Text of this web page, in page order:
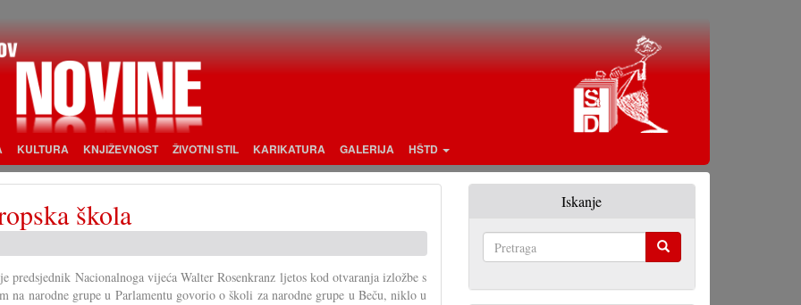
KULTURA KNJIŽEVNOST ŽIVOTNI STIL KARIKATURA GALERIJA HŠTD
škola
predsjednik Nacionalnoga vijeća Walter Rosenkranz ljetos kod otvaranja izložbe s
na narodne grupe u Parlamentu govorio o školi za narodne grupe u Beču, niklo u
Iskanje